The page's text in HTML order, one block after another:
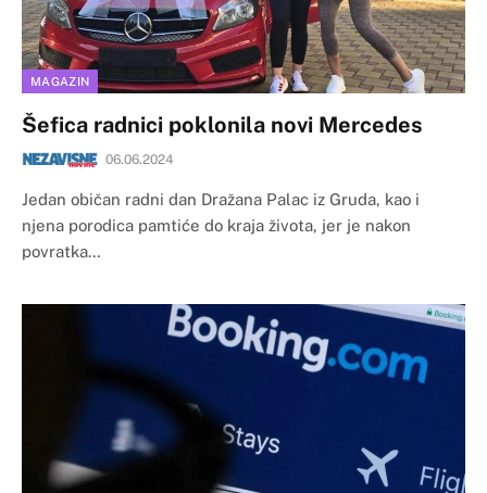
MAGAZIN
Šefica radnici poklonila novi Mercedes
06.06.2024
​Jedan običan radni dan Dražana Palac iz Gruda, kao i
njena porodica pamtiće do kraja života, jer je nakon
povratka…